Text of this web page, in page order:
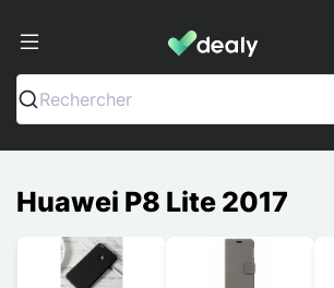
Dealy - Fundas y
Rechercher
Huawei P8 Lite 2017